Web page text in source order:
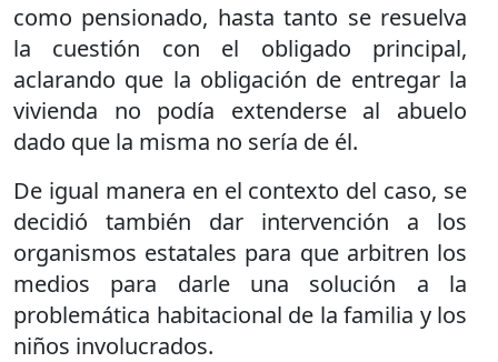
como pensionado, hasta tanto se resuelva
la cuestión con el obligado principal,
aclarando que la obligación de entregar la
vivienda no podía extenderse al abuelo
dado que la misma no sería de él.
De igual manera en el contexto del caso, se
decidió también dar intervención a los
organismos estatales para que arbitren los
medios para darle una solución a la
problemática habitacional de la familia y los
niños involucrados.